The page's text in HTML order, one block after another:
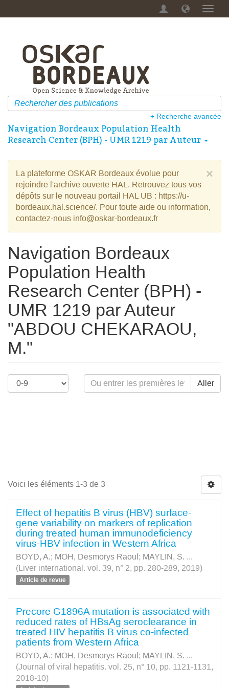
Menu
+ Recherche avancée
Navigation Bordeaux Population Health
Research Center (BPH) - UMR 1219 par Auteur
×
La plateforme OSKAR Bordeaux évolue pour
rejoindre l'archive ouverte HAL. Retrouvez tous vos
dépôts sur le nouveau portail HAL UB : https://u-
bordeaux.hal.science/. Pour toute aide ou information,
contactez-nous info@oskar-bordeaux.fr
Navigation Bordeaux
Population Health
Research Center (BPH) -
UMR 1219 par Auteur
"ABDOU CHEKARAOU,
M."
Aller
Voici les éléments 1-3 de 3
Effect of hepatitis B virus (HBV) surface-
gene variability on markers of replication
during treated human immunodeficiency
virus-HBV infection in Western Africa
BOYD, A.; MOH, Desmorys Raoul ; MAYLIN, S. ...
(Liver international. vol. 39, n° 2, pp. 280-289, 2019)
Article de revue
Precore G1896A mutation is associated with
reduced rates of HBsAg seroclearance in
treated HIV hepatitis B virus co-infected
patients from Western Africa
BOYD, A.; MOH, Desmorys Raoul ; MAYLIN, S. ...
(Journal of viral hepatitis. vol. 25, n° 10, pp. 1121-1131,
2018-10)